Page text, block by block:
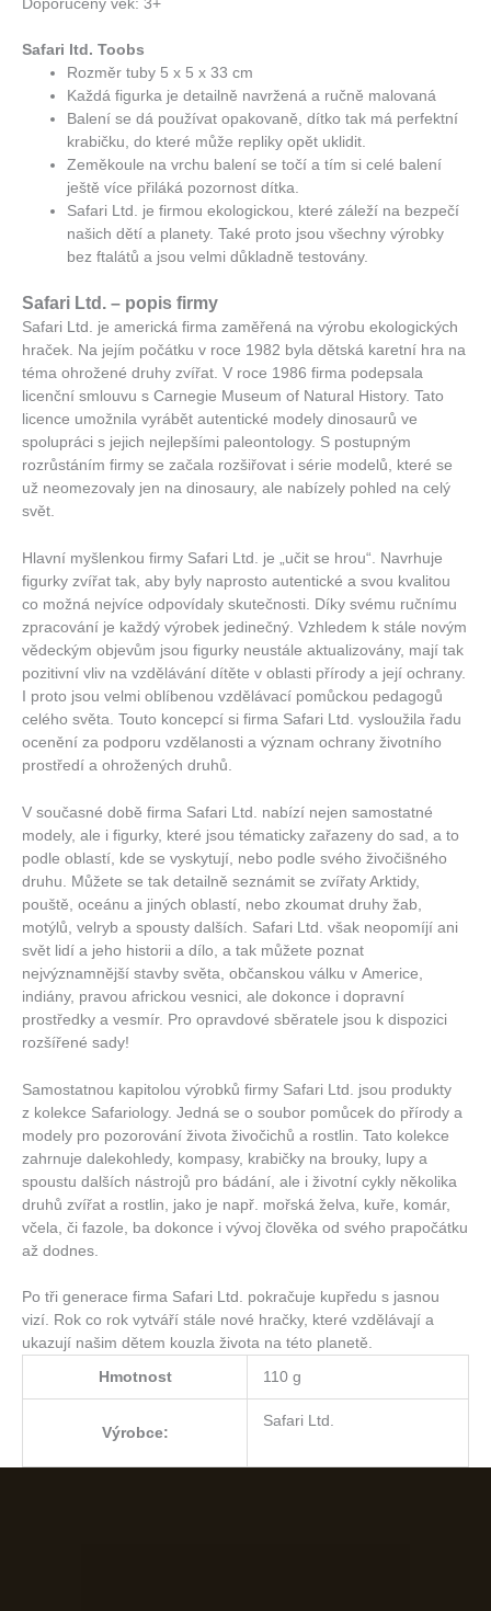
Doporučený věk: 3+
Safari ltd. Toobs
Rozměr tuby 5 x 5 x 33 cm
Každá figurka je detailně navržená a ručně malovaná
Balení se dá používat opakovaně, dítko tak má perfektní
krabičku, do které může repliky opět uklidit.
Zeměkoule na vrchu balení se točí a tím si celé balení
ještě více přiláká pozornost dítka.
Safari Ltd. je firmou ekologickou, které záleží na bezpečí
našich dětí a planety. Také proto jsou všechny výrobky
bez ftalátů a jsou velmi důkladně testovány.
Safari Ltd. – popis firmy
Safari Ltd. je americká firma zaměřená na výrobu ekologických
hraček. Na jejím počátku v roce 1982 byla dětská karetní hra na
téma ohrožené druhy zvířat. V roce 1986 firma podepsala
licenční smlouvu s Carnegie Museum of Natural History. Tato
licence umožnila vyrábět autentické modely dinosaurů ve
spolupráci s jejich nejlepšími paleontology. S postupným
rozrůstáním firmy se začala rozšiřovat i série modelů, které se
už neomezovaly jen na dinosaury, ale nabízely pohled na celý
svět.
Hlavní myšlenkou firmy Safari Ltd. je „učit se hrou“. Navrhuje
figurky zvířat tak, aby byly naprosto autentické a svou kvalitou
co možná nejvíce odpovídaly skutečnosti. Díky svému ručnímu
zpracování je každý výrobek jedinečný. Vzhledem k stále novým
vědeckým objevům jsou figurky neustále aktualizovány, mají tak
pozitivní vliv na vzdělávání dítěte v oblasti přírody a její ochrany.
I proto jsou velmi oblíbenou vzdělávací pomůckou pedagogů
celého světa. Touto koncepcí si firma Safari Ltd. vysloužila řadu
ocenění za podporu vzdělanosti a význam ochrany životního
prostředí a ohrožených druhů.
V současné době firma Safari Ltd. nabízí nejen samostatné
modely, ale i figurky, které jsou tématicky zařazeny do sad, a to
podle oblastí, kde se vyskytují, nebo podle svého živočišného
druhu. Můžete se tak detailně seznámit se zvířaty Arktidy,
pouště, oceánu a jiných oblastí, nebo zkoumat druhy žab,
motýlů, velryb a spousty dalších. Safari Ltd. však neopomíjí ani
svět lidí a jeho historii a dílo, a tak můžete poznat
nejvýznamnější stavby světa, občanskou válku v Americe,
indiány, pravou africkou vesnici, ale dokonce i dopravní
prostředky a vesmír. Pro opravdové sběratele jsou k dispozici
rozšířené sady!
Samostatnou kapitolou výrobků firmy Safari Ltd. jsou produkty
z kolekce Safariology. Jedná se o soubor pomůcek do přírody a
modely pro pozorování života živočichů a rostlin. Tato kolekce
zahrnuje dalekohledy, kompasy, krabičky na brouky, lupy a
spoustu dalších nástrojů pro bádání, ale i životní cykly několika
druhů zvířat a rostlin, jako je např. mořská želva, kuře, komár,
včela, či fazole, ba dokonce i vývoj člověka od svého prapočátku
až dodnes.
Po tři generace firma Safari Ltd. pokračuje kupředu s jasnou
vizí. Rok co rok vytváří stále nové hračky, které vzdělávají a
ukazují našim dětem kouzla života na této planetě.
Hmotnost 110 g
Výrobce:
Safari Ltd.